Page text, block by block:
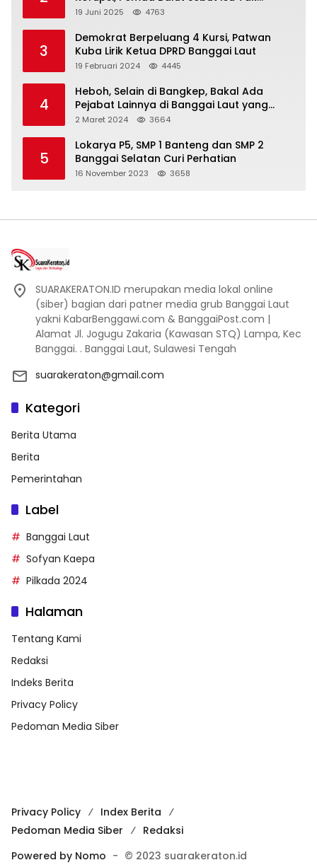
Berdasar
19 Juni 2025 4763
3
Demokrat Berpeluang 4 Kursi, Patwan
Kuba Lirik Ketua DPRD Banggai Laut
19 Februari 2024 4445
4
Heboh, Selain di Bangkep, Bakal Ada
Pejabat Lainnya di Banggai Laut yang
Bakal di Ciduk, Bagini Kata Kapolres!
2 Maret 2024 3664
5
Lokarya P5, SMP 1 Banteng dan SMP 2
Banggai Selatan Curi Perhatian
16 November 2023 3658
SUARAKERATON.ID merupakan media lokal online
(siber) bagian dari patner media grub Banggai Laut
yakni KabarBenggawi.com & BanggaiPost.com |
Alamat Jl. Jogugu Zakaria (Kawasan STQ) Lampa, Kec
Banggai. . Banggai Laut, Sulawesi Tengah
suarakeraton@gmail.com
Kategori
Berita Utama
Berita
Pemerintahan
Label
Banggai Laut
Sofyan Kaepa
Pilkada 2024
Halaman
Tentang Kami
Redaksi
Indeks Berita
Privacy Policy
Pedoman Media Siber
Privacy Policy
Index Berita
Pedoman Media Siber
Redaksi
Powered by Nomo - © 2023 suarakeraton.id